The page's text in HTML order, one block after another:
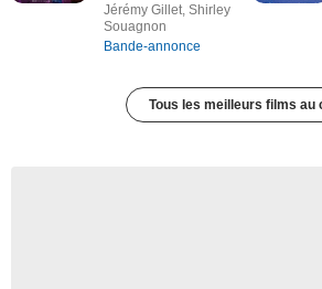
Jérémy Gillet, Shirley
Souagnon
Bande-annonce
Tous les meilleurs films au